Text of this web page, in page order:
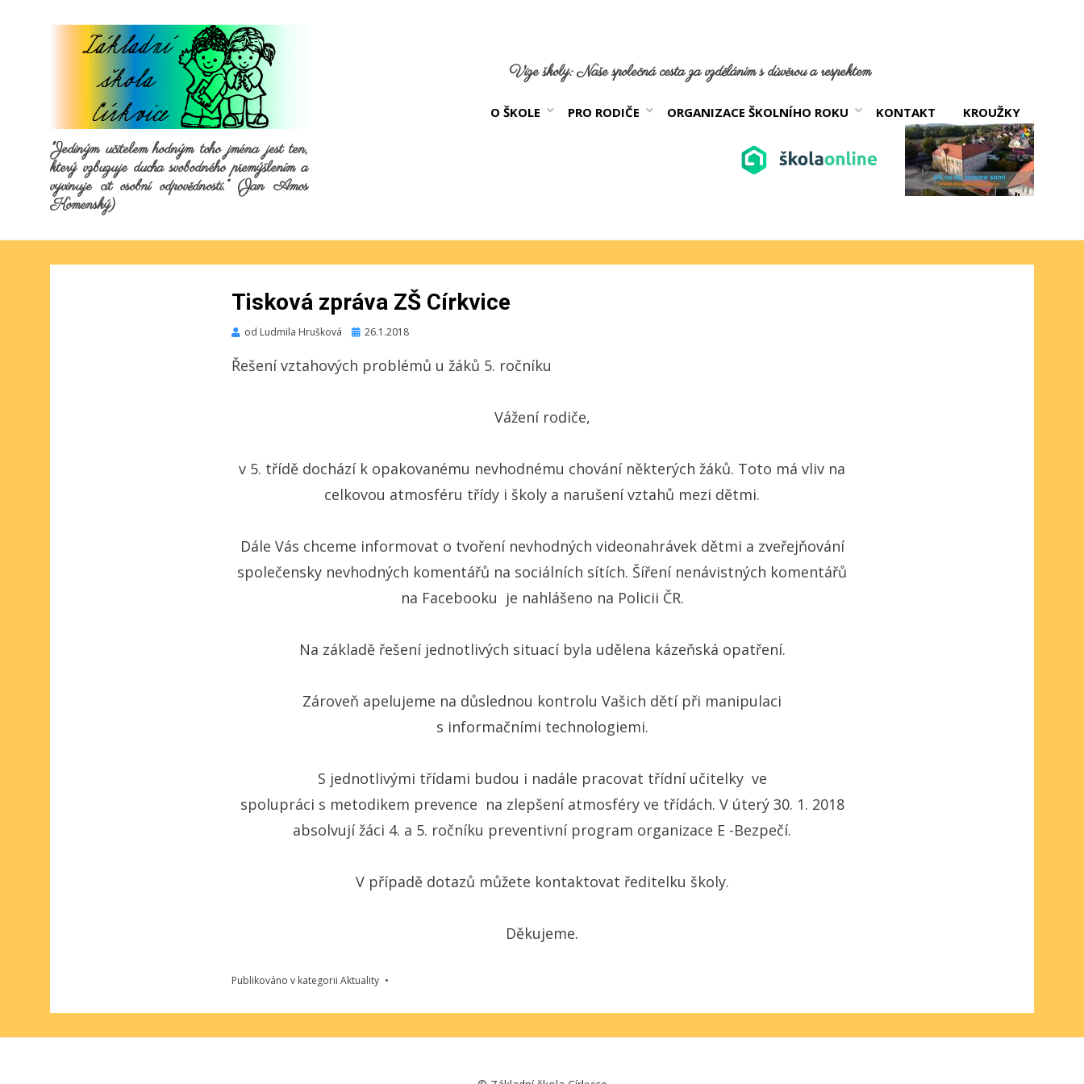
"Jediným učitelem hodným toho jména jest ten,
který vzbuzuje ducha svobodného přemýšlením a
vyvinuje cit osobní odpovědnosti.“ (Jan Amos
Komenský)
Vize školy: Naše společná cesta za vzděláním s důvěrou a respektem
O ŠKOLE PRO RODIČE ORGANIZACE ŠKOLNÍHO ROKU KONTAKT KROUŽKY
Tisková zpráva ZŠ Církvice
od Ludmila Hrušková Publikováno
26.1.2018
Řešení vztahových problémů u žáků 5. ročníku
Vážení rodiče,
v 5. třídě dochází k opakovanému nevhodnému chování některých žáků. Toto má vliv na
celkovou atmosféru třídy i školy a narušení vztahů mezi dětmi.
Dále Vás chceme informovat o tvoření nevhodných videonahrávek dětmi a zveřejňování
společensky nevhodných komentářů na sociálních sítích. Šíření nenávistných komentářů
na Facebooku je nahlášeno na Policii ČR.
Na základě řešení jednotlivých situací byla udělena kázeňská opatření.
Zároveň apelujeme na důslednou kontrolu Vašich dětí při manipulaci
s informačními technologiemi.
S jednotlivými třídami budou i nadále pracovat třídní učitelky ve
spolupráci s metodikem prevence na zlepšení atmosféry ve třídách. V úterý 30. 1. 2018
absolvují žáci 4. a 5. ročníku preventivní program organizace E -Bezpečí.
V případě dotazů můžete kontaktovat ředitelku školy.
Děkujeme.
Publikováno v kategorii Aktuality